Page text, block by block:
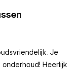
Je
Heerlijk